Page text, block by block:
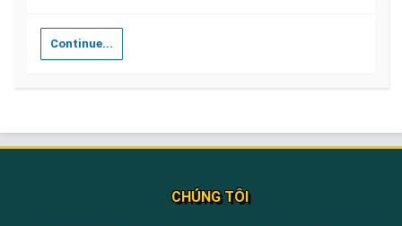
Continue...
CHÚNG TÔI